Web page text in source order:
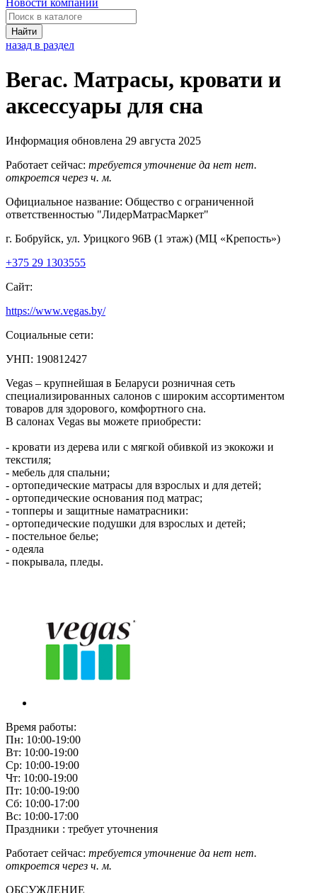
Новости компаний
Найти
назад в раздел
Вегас. Матрасы, кровати и
аксессуары для сна
Информация обновлена 29 августа 2025
Работает сейчас: требуется уточнение да нет нет.
откроется через ч. м.
Официальное название: Общество с ограниченной
ответственностью "ЛидерМатрасМаркет"
г. Бобруйск, ул. Урицкого 96В (1 этаж) (МЦ «Крепость»)
+375 29 1303555
Сайт:
https://www.vegas.by/
Социальные сети:
УНП: 190812427
Vegas – крупнейшая в Беларуси розничная сеть
специализированных салонов с широким ассортиментом
товаров для здорового, комфортного сна.
В салонах Vegas вы можете приобрести:
- кровати из дерева или с мягкой обивкой из экокожи и
текстиля;
- мебель для спальни;
- ортопедические матрасы для взрослых и для детей;
- ортопедические основания под матрас;
- топперы и защитные наматрасники:
- ортопедические подушки для взрослых и детей;
- постельное белье;
- одеяла
- покрывала, пледы.
Время работы:
Пн: 10:00-19:00
Вт: 10:00-19:00
Ср: 10:00-19:00
Чт: 10:00-19:00
Пт: 10:00-19:00
Сб: 10:00-17:00
Вс: 10:00-17:00
Праздники : требует уточнения
Работает сейчас: требуется уточнение да нет нет.
откроется через ч. м.
ОБСУЖДЕНИЕ